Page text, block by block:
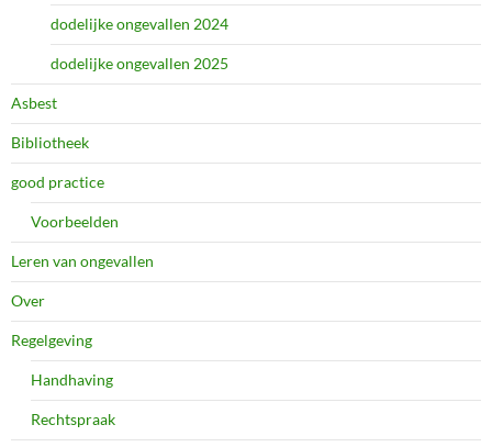
dodelijke ongevallen 2024
dodelijke ongevallen 2025
Asbest
Bibliotheek
good practice
Voorbeelden
Leren van ongevallen
Over
Regelgeving
Handhaving
Rechtspraak